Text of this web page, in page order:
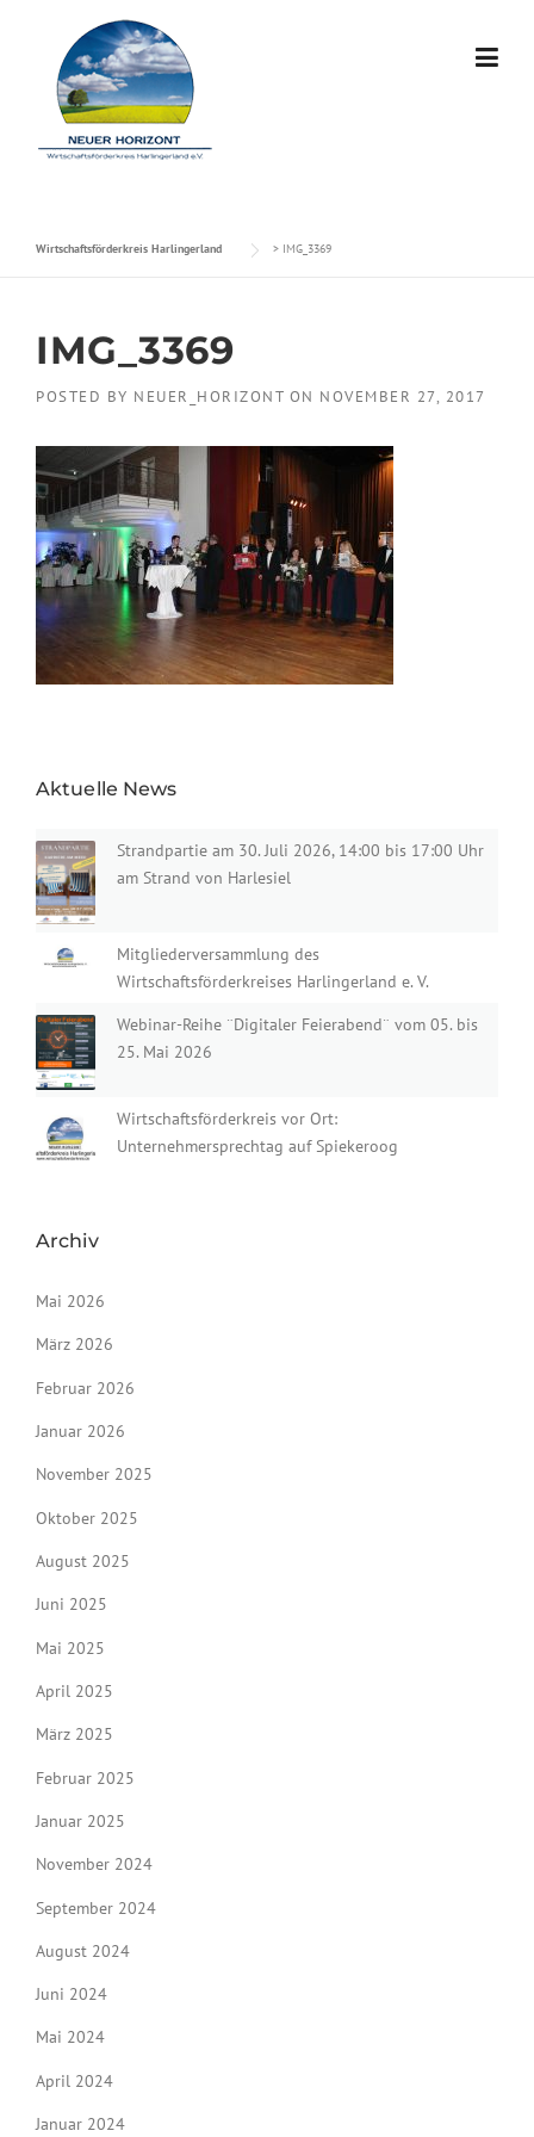
Wirtschaftsförderkreis Harlingerland > IMG_3369
IMG_3369
POSTED BY NEUER_HORIZONT ON NOVEMBER 27, 2017
Aktuelle News
Strandpartie am 30. Juli 2026, 14:00 bis 17:00 Uhr
am Strand von Harlesiel
Mitgliederversammlung des
Wirtschaftsförderkreises Harlingerland e. V.
Webinar-Reihe ¨Digitaler Feierabend¨ vom 05. bis
25. Mai 2026
Wirtschaftsförderkreis vor Ort:
Unternehmersprechtag auf Spiekeroog
Archiv
Mai 2026
März 2026
Februar 2026
Januar 2026
November 2025
Oktober 2025
August 2025
Juni 2025
Mai 2025
April 2025
März 2025
Februar 2025
Januar 2025
November 2024
September 2024
August 2024
Juni 2024
Mai 2024
April 2024
Januar 2024